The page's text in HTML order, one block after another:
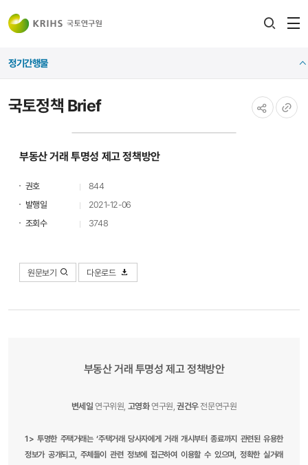
국토정책 Brief
정기간행물
부동산 거래 투명성 제고 정책방안
권호
844
발행일
2021-12-06
조회수
3748
원문보기 다운로드
부동산 거래 투명성 제고 정책방안
변세일 연구위원, 고영화연구원, 권건우전문연구원
1> 투명한 주택거래는 ‘주택거래 당사자에게 거래 개시부터 종료까지 관련된 유용한
정보가 공개되고, 주체들이 관련 정보에 접근하여 이용할 수 있으며, 정확한 실거래